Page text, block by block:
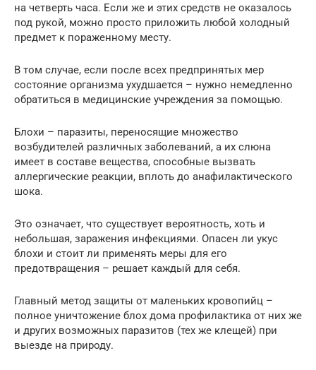
на четверть часа. Если же и этих средств не оказалось
под рукой, можно просто приложить любой холодный
предмет к пораженному месту.
В том случае, если после всех предпринятых мер
состояние организма ухудшается – нужно немедленно
обратиться в медицинские учреждения за помощью.
Блохи – паразиты, переносящие множество
возбудителей различных заболеваний, а их слюна
имеет в составе вещества, способные вызвать
аллергические реакции, вплоть до анафилактического
шока.
Это означает, что существует вероятность, хоть и
небольшая, заражения инфекциями. Опасен ли укус
блохи и стоит ли применять меры для его
предотвращения – решает каждый для себя.
Главный метод защиты от маленьких кровопийц –
полное уничтожение блох дома профилактика от них же
и других возможных паразитов (тех же клещей) при
выезде на природу.